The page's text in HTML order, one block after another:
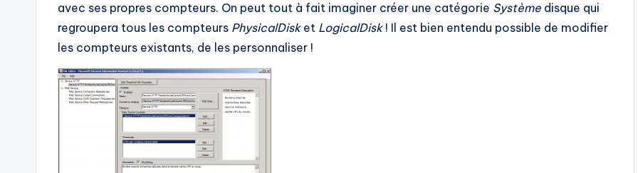
avec ses propres compteurs. On peut tout à fait imaginer créer une catégorie Système disque qui
regroupera tous les compteurs PhysicalDisk et LogicalDisk! Il est bien entendu possible de modifier
les compteurs existants, de les personnaliser !